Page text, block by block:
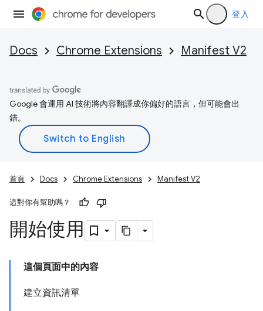
登入
Docs Chrome Extensions Manifest V2
Google 會運用 AI 技術將內容翻譯成你偏好的語言，但可能會出
錯。
首頁 Docs Chrome Extensions Manifest V2
這對你有幫助嗎？
開始使用
這個頁面中的內容
建立資訊清單